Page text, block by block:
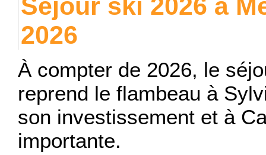
2026
À compter de 2026, le
reprend le flambeau à
son investissement et à
importante.